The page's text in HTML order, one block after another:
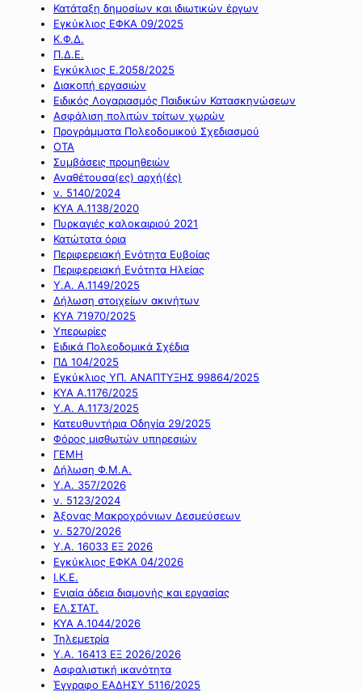
Κατάταξη δημοσίων και ιδιωτικών έργων
Εγκύκλιος ΕΦΚΑ 09/2025
Κ.Φ.Δ.
Π.Δ.Ε.
Εγκύκλιος Ε.2058/2025
Διακοπή εργασιών
Ειδικός Λογαριασμός Παιδικών Κατασκηνώσεων
Ασφάλιση πολιτών τρίτων χωρών
Προγράμματα Πολεοδομικού Σχεδιασμού
ΟΤΑ
Συμβάσεις προμηθειών
Αναθέτουσα(ες) αρχή(ές)
ν. 5140/2024
ΚΥΑ Α.1138/2020
Πυρκαγιές καλοκαιριού 2021
Κατώτατα όρια
Περιφερειακή Ενότητα Ευβοίας
Περιφερειακή Ενότητα Ηλείας
Υ.Α. Α.1149/2025
Δήλωση στοιχείων ακινήτων
ΚΥΑ 71970/2025
Υπερωρίες
Ειδικά Πολεοδομικά Σχέδια
ΠΔ 104/2025
Εγκύκλιος ΥΠ. ΑΝΑΠΤΥΞΗΣ 99864/2025
ΚΥΑ Α.1176/2025
Υ.Α. Α.1173/2025
Κατευθυντήρια Οδηγία 29/2025
Φόρος μισθωτών υπηρεσιών
ΓΕΜΗ
Δήλωση Φ.Μ.Α.
Υ.Α. 357/2026
ν. 5123/2024
Άξονας Μακροχρόνιων Δεσμεύσεων
ν. 5270/2026
Υ.Α. 16033 ΕΞ 2026
Εγκύκλιος ΕΦΚΑ 04/2026
Ι.Κ.Ε.
Ενιαία άδεια διαμονής και εργασίας
ΕΛ.ΣΤΑΤ.
ΚΥΑ Α.1044/2026
Τηλεμετρία
Υ.Α. 16413 ΕΞ 2026/2026
Ασφαλιστική ικανότητα
Έγγραφο ΕΑΔΗΣΥ 5116/2025